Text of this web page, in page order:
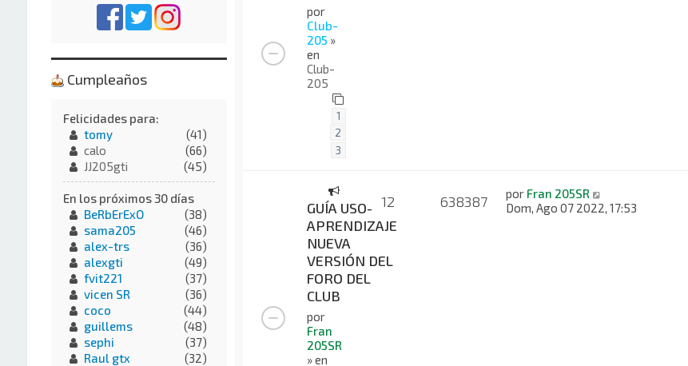
por
Club-
205 »
en
Club-
205
1
2
3
GUÍA USO-
APRENDIZAJE
NUEVA
VERSIÓN DEL
FORO DEL
CLUB
por
Fran
205SR
» en
12 638387 por Fran 205SR
Dom, Ago 07 2022, 17:53
Cumpleaños
Felicidades para:
tomy
(41)
calo
(66)
JJ205gti
(45)
En los próximos 30 días
BeRbErExO
(38)
sama205
(46)
alex-trs
(36)
alexgti
(49)
fvit221
(37)
vicen SR
(36)
coco
(44)
guillems
(48)
sephi
(37)
Raul gtx
(32)